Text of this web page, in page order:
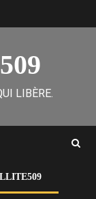
LIBÈRE.